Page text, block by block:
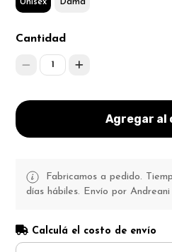
Unisex Dama
Cantidad
1
Agregar
Fabricamos a pedido.
días hábiles. Envío por
Calculá el costo de envío